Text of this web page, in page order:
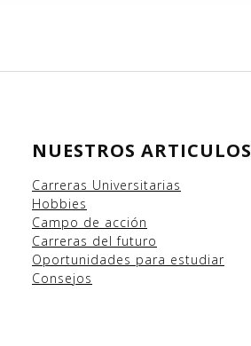
NUESTROS ARTICULOS
Carreras Universitarias
Hobbies
Campo de acción
Carreras del futuro
Oportunidades para estudiar
Consejos